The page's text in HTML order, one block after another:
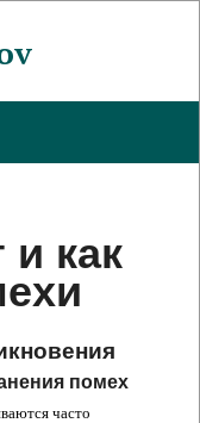
и как
помех
часто